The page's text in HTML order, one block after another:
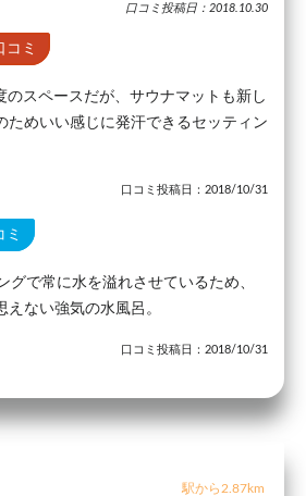
口コミ投稿日：2018.10.30
コミ
のスペースだが、サウナマットも新し
ためいい感じに発汗できるセッティン
口コミ投稿日：2018/10/31
ミ
グで常に水を溢れさせているため、
えない強気の水風呂。
口コミ投稿日：2018/10/31
駅から2.87km